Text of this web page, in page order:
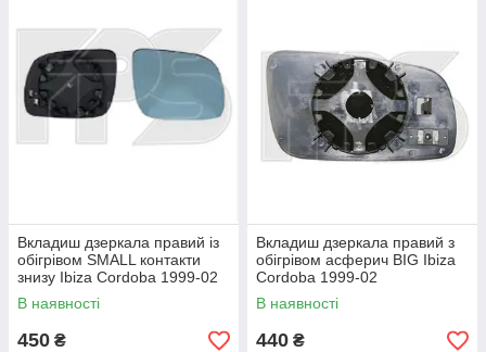
Вкладиш дзеркала правий із
обігрівом SMALL контакти
знизу Ibiza Cordoba 1999-02
В наявності
450 ₴
Вкладиш дзеркала правий з
обігрівом асферич BIG Ibiza
Cordoba 1999-02
В наявності
440 ₴